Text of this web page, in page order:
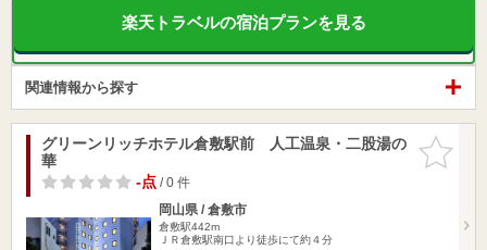
楽天トラベルの宿泊プランを見る
関連情報から探す
お気に入
りに追加
グリーンリッチホテル倉敷駅前 人工温泉・二股湯の
華
-点/ 0 件
岡山県 / 倉敷市
倉敷駅442m
ＪＲ倉敷駅南口より徒歩にて約４分